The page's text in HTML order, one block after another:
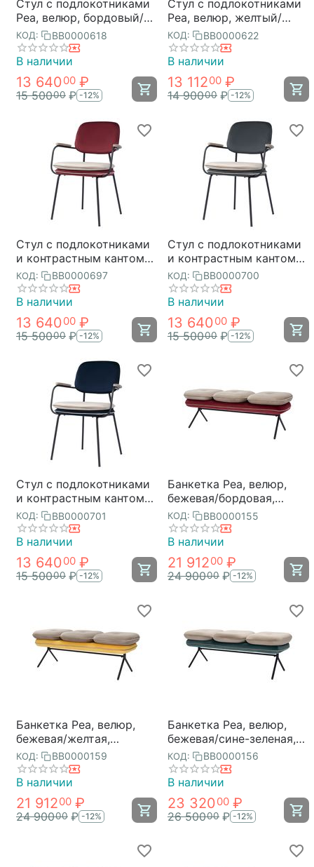
Стул с подлокотниками
Pea, велюр, бордовый/
бежевый, Bergenson
Bjorn
КОД: BB0000618
В наличии
13 64000 ₽
15 50000 ₽ -12%
Стул с подлокотниками
Pea, велюр, желтый/
бежевый, Bergenson
Bjorn
КОД: BB0000622
В наличии
13 11200 ₽
14 90000 ₽ -12%
Стул с подлокотниками
и контрастным кантом
Pea, велюр, бордовый/
бежевый, Bergenson
Bjorn
КОД: BB0000697
В наличии
13 64000 ₽
15 50000 ₽ -12%
Стул с подлокотниками
и контрастным кантом
Pea, велюр, темно-
серый/бежевый,
Bergenson Bjorn
КОД: BB0000700
В наличии
13 64000 ₽
15 50000 ₽ -12%
Стул с подлокотниками
и контрастным кантом
Pea, велюр, темно-
синий/бежевый,
Bergenson Bjorn
КОД: BB0000701
В наличии
13 64000 ₽
15 50000 ₽ -12%
Банкетка Pea, велюр,
бежевая/бордовая,
Bergenson Bjorn
КОД: BB0000155
В наличии
21 91200 ₽
24 90000 ₽ -12%
Банкетка Pea, велюр,
бежевая/желтая,
Bergenson Bjorn
КОД: BB0000159
В наличии
21 91200 ₽
24 90000 ₽ -12%
Банкетка Pea, велюр,
бежевая/сине-зеленая,
Bergenson Bjorn
КОД: BB0000156
В наличии
23 32000 ₽
26 50000 ₽ -12%